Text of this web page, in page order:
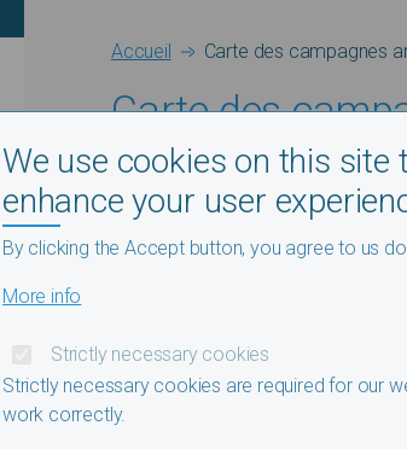
Breadcrumb
Accueil Carte des campagnes
Carte des
Kaart van de
Slavenhandel
We use cookies on this site
enhance your user
By clicking the Accept button, you agree to us
More info
Strictly necessary cookies
Strictly necessary cookies are required for our
work correctly.